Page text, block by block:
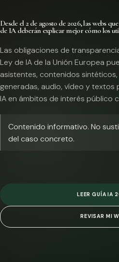
Desde el 2 de agosto de 2026, las webs
de IA deberán explicar mejor cómo los
Las obligaciones de
Ley de IA de la Unión Europea
asistentes, contenidos
generadas, audio, vídeo y
IA en ámbitos de interés público
Contenido informativo. No
del caso concreto.
LEER GUÍA IA
REVISAR MI